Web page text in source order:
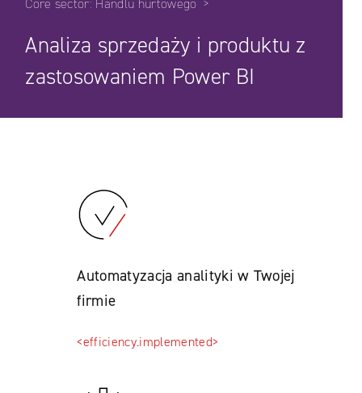
Analiza sprzedaży i produktu z
zastosowaniem Power BI
Automatyzacja analityki w Twojej
firmie
<efficiency.implemented>